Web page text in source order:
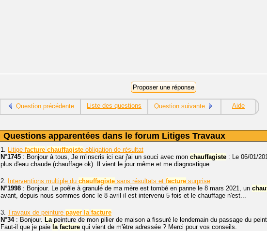
Question précédente Liste des questions Question suivante Aide
Questions apparentées dans le forum Litiges Travaux
1. Litige facture chauffagiste obligation de résultat
N°1745 : Bonjour à tous, Je m'inscris ici car j'ai un souci avec mon chauffagiste : Le 06/01/
plus d'eau chaude (chauffage ok). Il vient le jour même et me diagnostique...
2. Interventions multiple du chauffagiste sans résultats et facture surprise
N°1998 : Bonjour. Le poêle à granulé de ma mère est tombé en panne le 8 mars 2021, un
avant, depuis nous sommes donc le 8 avril il est intervenu 5 fois et le chauffage n'est...
3. Travaux de peinture payer la facture
N°34: Bonjour. Lapeinture de mon pilier de maison a fissuré le lendemain du passage du
Faut-il que je paie la facture qui vient de m'être adressée ? Merci pour vos conseils.